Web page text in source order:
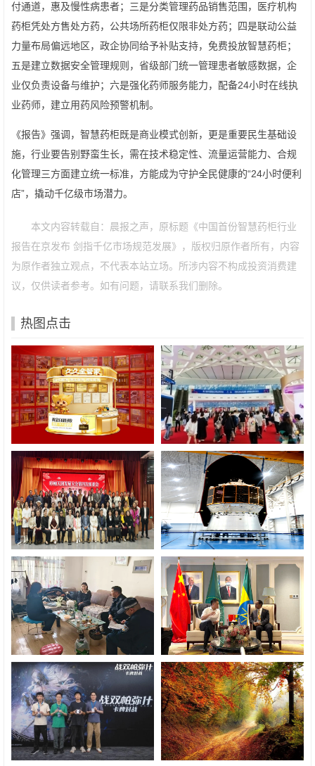
付通道，惠及慢性病患者；三是分类管理药品销售范围，医疗机构
药柜凭处方售处方药，公共场所药柜仅限非处方药；四是联动公益
力量布局偏远地区，政企协同给予补贴支持，免费投放智慧药柜；
五是建立数据安全管理规则，省级部门统一管理患者敏感数据，企
业仅负责设备与维护；六是强化药师服务能力，配备24小时在线执
业药师，建立用药风险预警机制。
《报告》强调，智慧药柜既是商业模式创新，更是重要民生基础设
施，行业要告别野蛮生长，需在技术稳定性、流量运营能力、合规
化管理三方面建立统一标准，方能成为守护全民健康的“24小时便利
店”，撬动千亿级市场潜力。
本文内容转载自：晨报之声，原标题《中国首份智慧药柜行业
报告在京发布 剑指千亿市场规范发展》，版权归原作者所有，内容
为原作者独立观点，不代表本站立场。所涉内容不构成投资消费建
议，仅供读者参考。如有问题，请联系我们删除。
热图点击